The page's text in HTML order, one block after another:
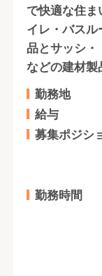
で快適な住ま
イレ・バス
品とサッシ・
などの建材製
勤務地
給与
募集ポジシ
勤務時間